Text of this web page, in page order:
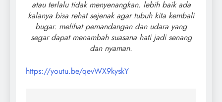
atau terlalu tidak menyenangkan. lebih baik ada
kalanya bisa rehat sejenak agar tubuh kita kembali
bugar. melihat pemandangan dan udara yang
segar dapat menambah suasana hati jadi senang
dan nyaman.
https://youtu.be/qevWX9kyskY